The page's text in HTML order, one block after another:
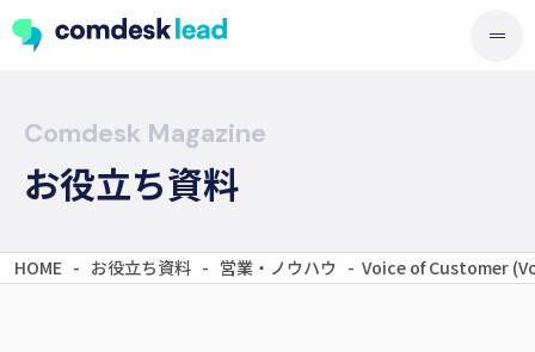
Comdesk Magazine
お役立ち資料
HOME - お役立ち資料 - 営業・ノウハウ - Voice of Customer